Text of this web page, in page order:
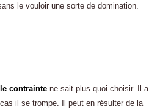
le vouloir une sorte de domination.
contrainte ne sait plus quoi choisir. Il a
il se trompe. Il peut en résulter de la